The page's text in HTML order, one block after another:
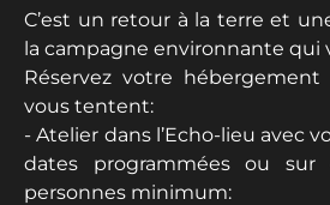
C’est un retour à la terre et
la campagne environnante qui
Réservez votre
vous tentent:
- Atelier dans l’Echo-lieu avec
dates programmées ou
personnes minimum: